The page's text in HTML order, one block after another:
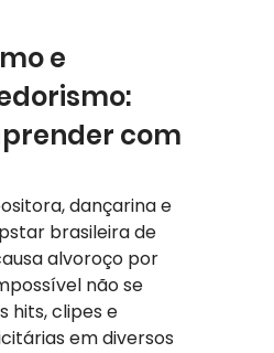
e
com
dançarina e
brasileira de
alvoroço por
não se
hits, clipes e
em diversos